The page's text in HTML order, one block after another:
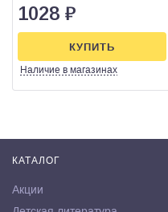
1028 ₽
Наличие в магазинах
КУПИТЬ
КАТАЛОГ
Акции